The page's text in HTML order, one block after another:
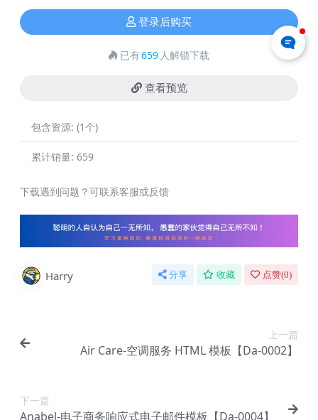
登录后购买
已有659 人解锁下载
查看预览
包含资源: (1个)
累计销量: 659
下载遇到问题？可联系客服或反馈
Harry 分享 收藏 点赞(0)
上一篇
Air Care-空调服务 HTML 模板【Da-0002】
下一篇
Anabel-电子商务响应式电子邮件模板【Da-0004】